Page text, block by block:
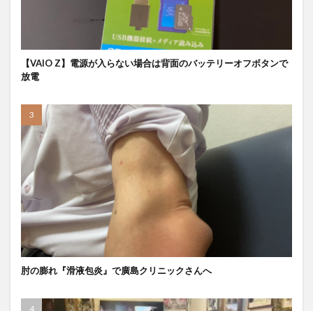
【VAIO Z】電源が入らない場合は背面のバッテリーオフボタンで
放電
肘の膨れ『滑液包炎』で廣島クリニックさんへ